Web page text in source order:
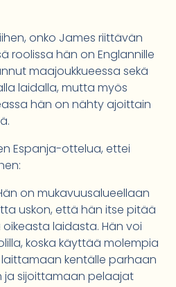
onko James riittävän
roolissa hän on Englannille
maajoukkueessa sekä
laidalla, mutta myös
hän on nähty ajoittain
Espanja-ottelua, ettei
on mukavuusalueellaan
uskon, että hän itse pitää
laidasta. Hän voi
koska käyttää molempia
kentälle parhaan
ja sijoittamaan pelaajat